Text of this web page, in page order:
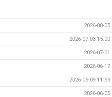
2026-08-05
2026-07-03 15:00
2026-07-01
2026-06-17
2026-06-09 11:53
2026-06-05